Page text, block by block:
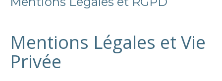
Mentions Légales et Vie
Privée